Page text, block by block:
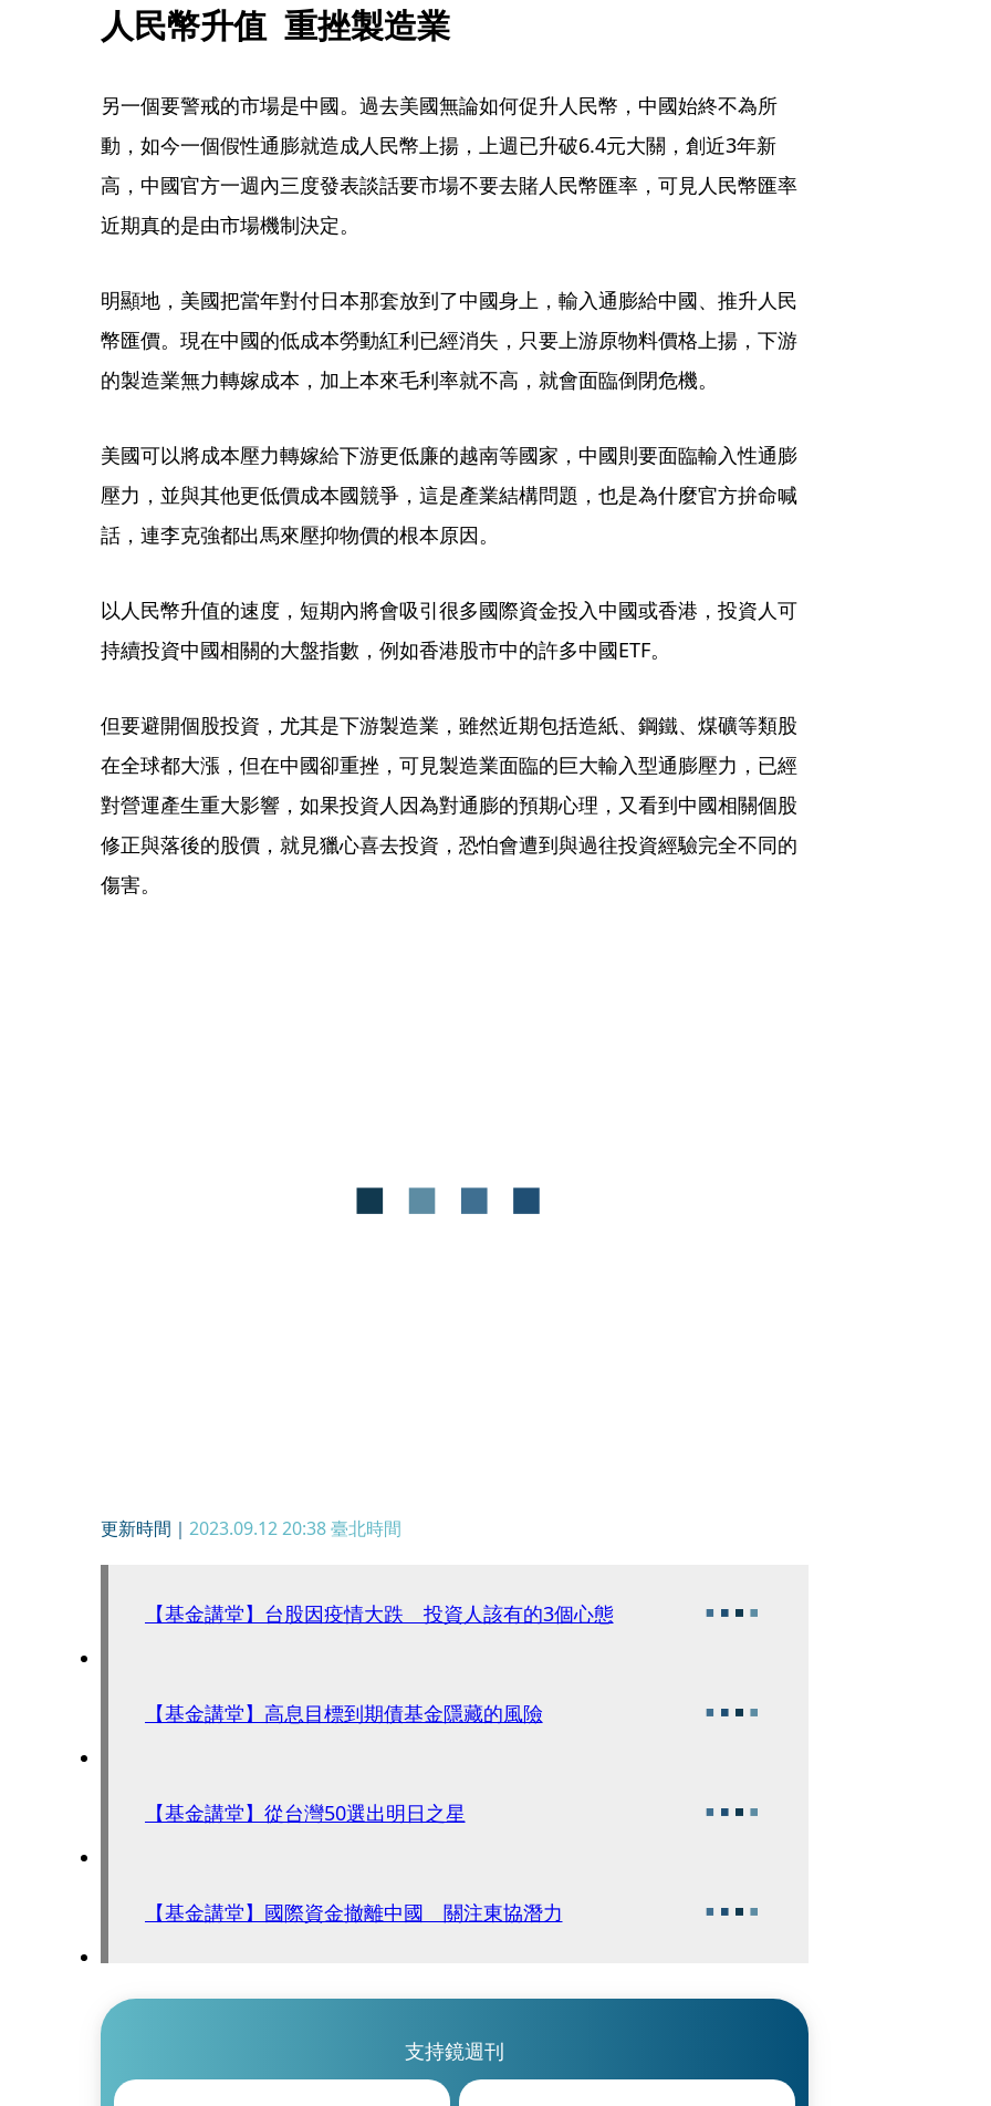
人民幣升值  重挫製造業
另一個要警戒的市場是中國。過去美國無論如何促升人民幣，中國始終不為所
動，如今一個假性通膨就造成人民幣上揚，上週已升破6.4元大關，創近3年新
高，中國官方一週內三度發表談話要市場不要去賭人民幣匯率，可見人民幣匯率
近期真的是由市場機制決定。
明顯地，美國把當年對付日本那套放到了中國身上，輸入通膨給中國、推升人民
幣匯價。現在中國的低成本勞動紅利已經消失，只要上游原物料價格上揚，下游
的製造業無力轉嫁成本，加上本來毛利率就不高，就會面臨倒閉危機。
美國可以將成本壓力轉嫁給下游更低廉的越南等國家，中國則要面臨輸入性通膨
壓力，並與其他更低價成本國競爭，這是產業結構問題，也是為什麼官方拚命喊
話，連李克強都出馬來壓抑物價的根本原因。
以人民幣升值的速度，短期內將會吸引很多國際資金投入中國或香港，投資人可
持續投資中國相關的大盤指數，例如香港股市中的許多中國ETF。
但要避開個股投資，尤其是下游製造業，雖然近期包括造紙、鋼鐵、煤礦等類股
在全球都大漲，但在中國卻重挫，可見製造業面臨的巨大輸入型通膨壓力，已經
對營運產生重大影響，如果投資人因為對通膨的預期心理，又看到中國相關個股
修正與落後的股價，就見獵心喜去投資，恐怕會遭到與過往投資經驗完全不同的
傷害。
更新時間｜ 2023.09.12 20:38臺北時間
【基金講堂】台股因疫情大跌 投資人該有的3個心態
【基金講堂】高息目標到期債基金隱藏的風險
【基金講堂】從台灣50選出明日之星
【基金講堂】國際資金撤離中國 關注東協潛力
支持鏡週刊